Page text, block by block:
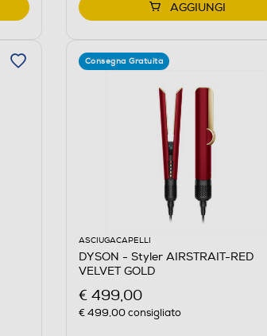
AGGIUNGI
Consegna Gratuita
ASCIUGACAPELLI
DYSON - Styler AIRSTRAIT-RED
VELVET GOLD
€ 499,00
€ 499,00consigliato